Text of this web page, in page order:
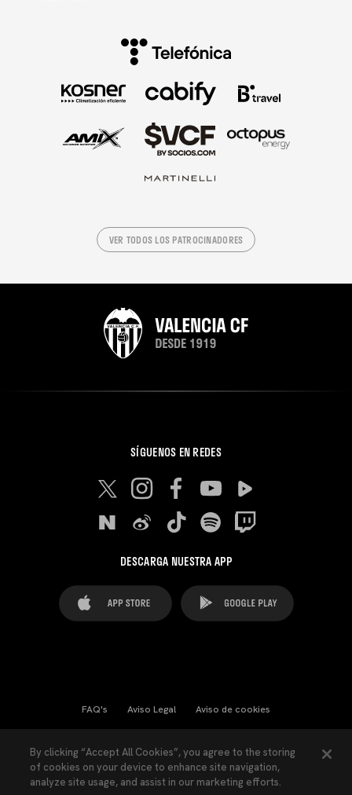
VER TODOS LOS PATROCINADORES
SÍGUENOS EN REDES
DESCARGA NUESTRA APP
FAQ's Aviso Legal Aviso de cookies
Ley Transparencia Política de Privacidad
By clicking “Accept All Cookies”, you agree to the storing
of cookies on your device to enhance site navigation,
analyze site usage, and assist in our marketing efforts.